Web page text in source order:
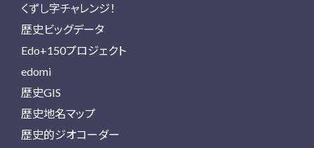
くずし字チャレンジ！
歴史ビッグデータ
Edo+150プロジェクト
edomi
歴史GIS
歴史地名マップ
歴史的ジオコーダー